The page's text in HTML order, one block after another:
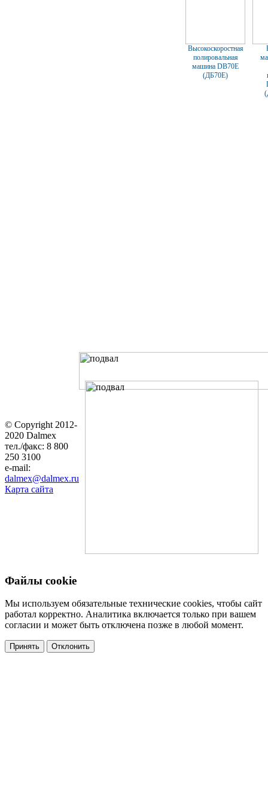
Высокоскоростная
полировальная
машина DB70E
(ДБ70Е)
© Copyright 2012-
2020 Dalmex
тел./факс: 8 800
250 3100
e-mail:
dalmex@dalmex.ru
Карта сайта
Файлы cookie
Мы используем обязательные технические cookies, чтобы сайт
работал корректно. Аналитика включается только при вашем
согласии и может быть отключена позже в любой момент.
Принять Отклонить